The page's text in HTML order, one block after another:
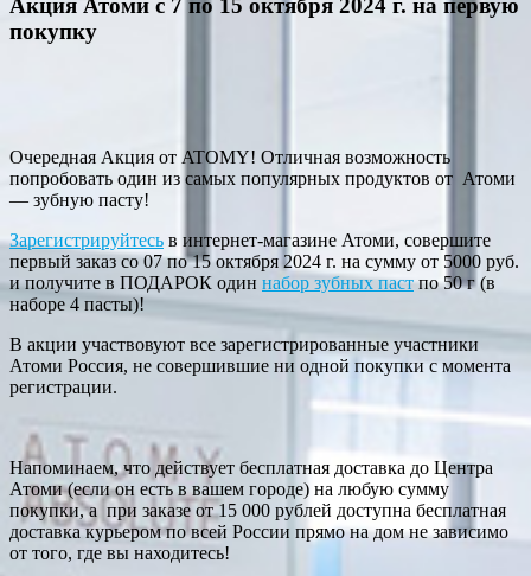
Акция Атоми с 7 по 15 октября 2024 г. на первую
покупку
Очередная Акция от ATOMY! Отличная возможность
попробовать один из самых популярных продуктов от Атоми
— зубную пасту!
Зарегистрируйтесь в интернет-магазине Атоми, совершите
первый заказ со 07 по 15 октября 2024 г. на сумму от 5000 руб.
и получите в ПОДАРОК один набор зубных пастпо 50 г (в
наборе 4 пасты)!
В акции участвовуют все зарегистрированные участники
Атоми Россия, не совершившие ни одной покупки с момента
регистрации.
Напоминаем, что действует бесплатная доставка до Центра
Атоми (если он есть в вашем городе) на любую сумму
покупки, а при заказе от 15 000 рублей доступна бесплатная
доставка курьером по всей России прямо на дом не зависимо
от того, где вы находитесь!